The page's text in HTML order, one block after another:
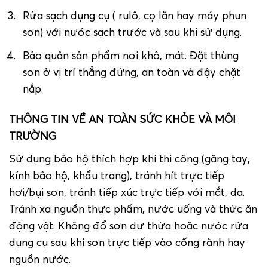
Rửa sạch dụng cụ ( rulô, cọ lăn hay máy phun
sơn) với nước sạch trước và sau khi sử dụng.
Bảo quản sản phẩm nơi khô, mát. Đặt thùng
sơn ở vị trí thẳng đứng, an toàn và đậy chặt
nắp.
THÔNG TIN VỀ AN TOÀN SỨC KHỎE VÀ MÔI
TRƯỜNG
Sử dụng bảo hộ thích hợp khi thi công (găng tay,
kính bảo hộ, khẩu trang), tránh hít trực tiếp
hơi/bụi sơn, tránh tiếp xúc trực tiếp với mắt, da.
Tránh xa nguồn thực phẩm, nước uống và thức ăn
động vật. Không đổ sơn dư thừa hoặc nước rửa
dụng cụ sau khi sơn trực tiếp vào cống rãnh hay
nguồn nước.